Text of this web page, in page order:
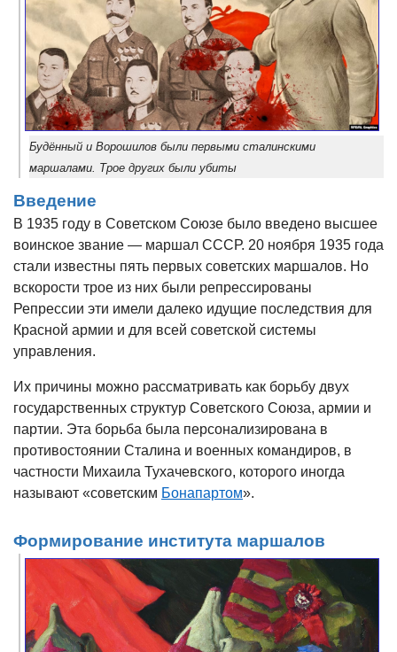
Будённый и Ворошилов были первыми сталинскими
маршалами. Трое других были убиты
Введение
В 1935 году в Советском Союзе было введено высшее
воинское звание — маршал СССР. 20 ноября 1935 года
стали известны пять первых советских маршалов. Но
вскорости трое из них были репрессированы
Репрессии эти имели далеко идущие последствия для
Красной армии и для всей советской системы
управления.
Их причины можно рассматривать как борьбу двух
государственных структур Советского Союза, армии и
партии. Эта борьба была персонализирована в
противостоянии Сталина и военных командиров, в
частности Михаила Тухачевского, которого иногда
называют «советским Бонапартом».
Формирование института маршалов